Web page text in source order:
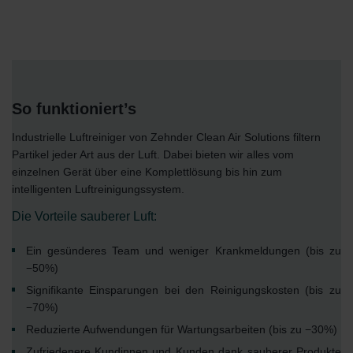
So funktioniert’s
Industrielle Luftreiniger von Zehnder Clean Air Solutions filtern
Partikel jeder Art aus der Luft. Dabei bieten wir alles vom
einzelnen Gerät über eine Komplettlösung bis hin zum
intelligenten Luftreinigungssystem.
Die Vorteile sauberer Luft:
Ein gesünderes Team und weniger Krankmeldungen (bis zu
−50%)
Signifikante Einsparungen bei den Reinigungskosten (bis zu
−70%)
Reduzierte Aufwendungen für Wartungsarbeiten (bis zu −30%)